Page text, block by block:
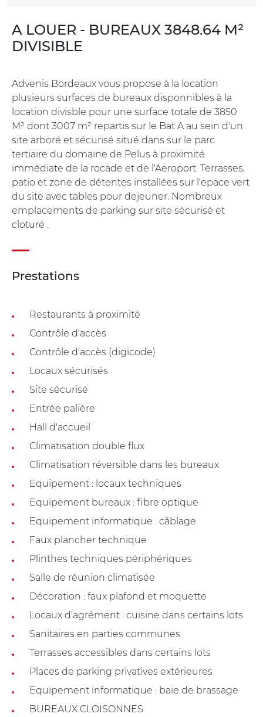
A LOUER - BUREAUX 3848.64 M²
DIVISIBLE
Advenis Bordeaux vous propose à la location
plusieurs surfaces de bureaux disponnibles à la
location divisble pour une surface totale de 3850
M² dont 3007 m² repartis sur le Bat A au sein d'un
site arboré et sécurisé situé dans sur le parc
tertiaire du domaine de Pelus à proximité
immédiate de la rocade et de l'Aeroport. Terrasses,
patio et zone de détentes installées sur l'epace vert
du site avec tables pour dejeuner. Nombreux
emplacements de parking sur site sécurisé et
cloturé .
Prestations
Restaurants à proximité
Contrôle d'accès
Contrôle d'accès (digicode)
Locaux sécurisés
Site sécurisé
Entrée palière
Hall d'accueil
Climatisation double flux
Climatisation réversible dans les bureaux
Equipement : locaux techniques
Equipement bureaux : fibre optique
Equipement informatique : câblage
Faux plancher technique
Plinthes techniques périphériques
Salle de réunion climatisée
Décoration : faux plafond et moquette
Locaux d'agrément : cuisine dans certains lots
Sanitaires en parties communes
Terrasses accessibles dans certains lots
Places de parking privatives extérieures
Equipement informatique : baie de brassage
BUREAUX CLOISONNES